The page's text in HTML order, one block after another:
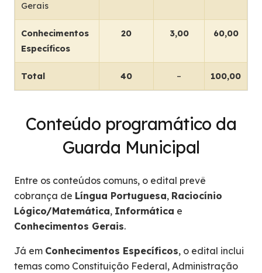
Gerais
Conhecimentos
Específicos
20 3,00 60,00
Total 40 – 100,00
Conteúdo programático da
Guarda Municipal
Entre os conteúdos comuns, o edital prevê
cobrança de Língua Portuguesa, Raciocínio
Lógico/Matemática, Informática e
Conhecimentos Gerais.
Já em Conhecimentos Específicos, o edital inclui
temas como Constituição Federal, Administração